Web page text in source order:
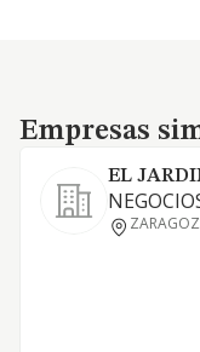
Empresas similares
Empresas
EL